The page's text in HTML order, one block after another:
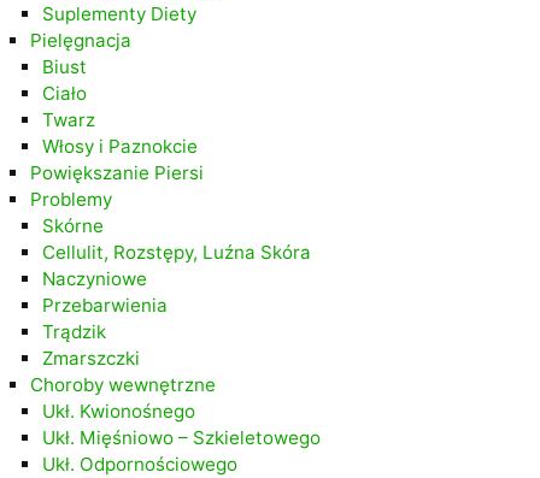
Suplementy Diety
Pielęgnacja
Biust
Ciało
Twarz
Włosy i Paznokcie
Powiększanie Piersi
Problemy
Skórne
Cellulit, Rozstępy, Luźna Skóra
Naczyniowe
Przebarwienia
Trądzik
Zmarszczki
Choroby wewnętrzne
Ukł. Kwionośnego
Ukł. Mięśniowo – Szkieletowego
Ukł. Odpornościowego